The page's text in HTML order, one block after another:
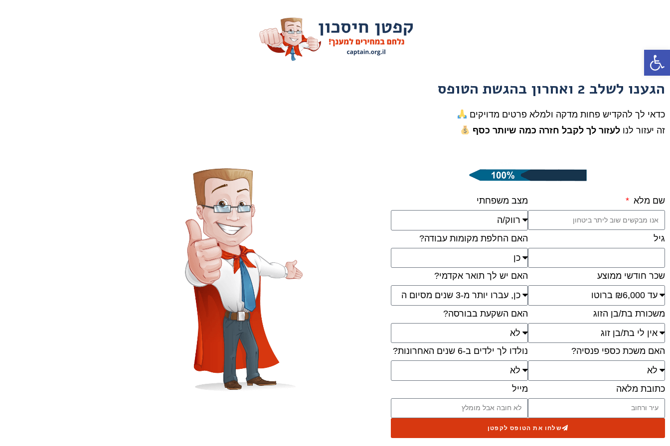
הגענו לשלב 2 ואחרון בהגשת הטופס
כדאי לך להקדיש פחות מדקה ולמלא פרטים מדויקים
זה יעזור לנו לעזור לך לקבל חזרה כמה שיותר כסף
שם מלא מצב משפחתי
גיל האם החלפת מקומות עבודה?
שכר חודשי ממוצע האם יש לך תואר אקדמי?
משכורת בת/בן הזוג האם השקעת בבורסה?
האם משכת כספי פנסיה? נולדו לך ילדים ב-6 שנים האחרונות?
כתובת מלאה מייל
שלחו את הטופס לקפטן
פתח סרגל נגישות